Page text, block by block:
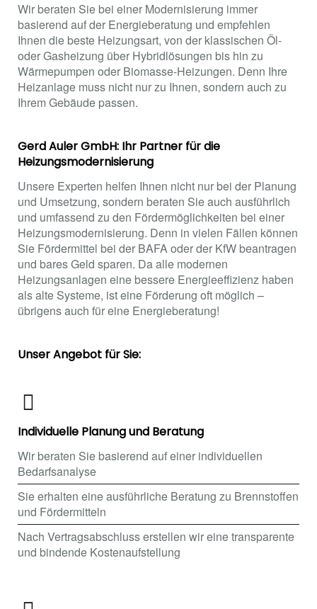
Wir beraten Sie bei einer Modernisierung immer
basierend auf der Energieberatung und empfehlen
Ihnen die beste Heizungsart, von der klassischen Öl-
oder Gasheizung über Hybridlösungen bis hin zu
Wärmepumpen oder Biomasse-Heizungen. Denn Ihre
Heizanlage muss nicht nur zu Ihnen, sondern auch zu
Ihrem Gebäude passen.
Gerd Auler GmbH: Ihr Partner für die
Heizungsmodernisierung
Unsere Experten helfen Ihnen nicht nur bei der Planung
und Umsetzung, sondern beraten Sie auch ausführlich
und umfassend zu den Fördermöglichkeiten bei einer
Heizungsmodernisierung. Denn in vielen Fällen können
Sie Fördermittel bei der BAFA oder der KfW beantragen
und bares Geld sparen. Da alle modernen
Heizungsanlagen eine bessere Energieeffizienz haben
als alte Systeme, ist eine Förderung oft möglich –
übrigens auch für eine Energieberatung!
Unser Angebot für Sie:
Individuelle Planung und Beratung
Wir beraten Sie basierend auf einer individuellen
Bedarfsanalyse
Sie erhalten eine ausführliche Beratung zu Brennstoffen
und Fördermitteln
Nach Vertragsabschluss erstellen wir eine transparente
und bindende Kostenaufstellung